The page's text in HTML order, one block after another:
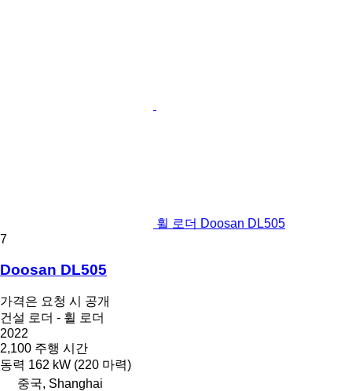
휠 로더 Doosan DL505
7
Doosan DL505
가격은 요청 시 공개
건설 로더 - 휠 로더
2022
2,100 주행 시간
동력 162 kW (220 마력)
중국, Shanghai